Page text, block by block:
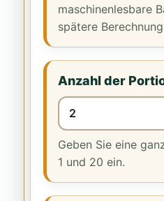
maschinenlesbare
spätere
Anzahl der
Geben Sie eine
1 und 20 ein.